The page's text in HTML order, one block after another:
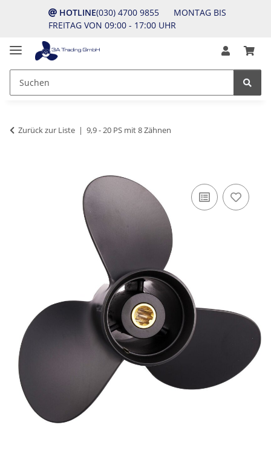
HOTLINE(030) 4700 9855 MONTAG BIS
FREITAG VON 09:00 - 17:00 UHR
Zurück zur Liste 9,9 - 20 PS mit 8 Zähnen